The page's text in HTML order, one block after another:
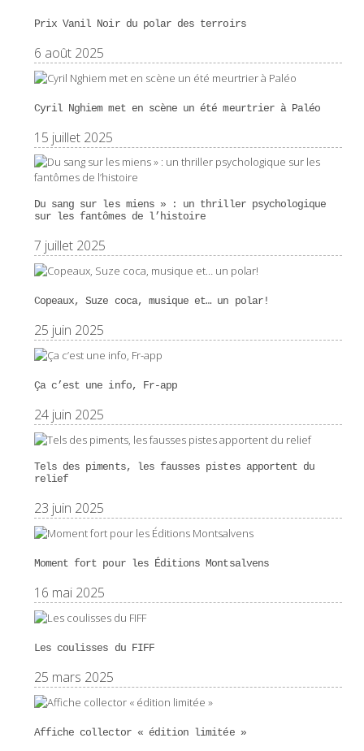
Prix Vanil Noir du polar des terroirs
6 août 2025
Cyril Nghiem met en scène un été meurtrier à Paléo
15 juillet 2025
Du sang sur les miens » : un thriller psychologique
sur les fantômes de l’histoire
7 juillet 2025
Copeaux, Suze coca, musique et… un polar!
25 juin 2025
Ça c’est une info, Fr-app
24 juin 2025
Tels des piments, les fausses pistes apportent du
relief
23 juin 2025
Moment fort pour les Éditions Montsalvens
16 mai 2025
Les coulisses du FIFF
25 mars 2025
Affiche collector « édition limitée »